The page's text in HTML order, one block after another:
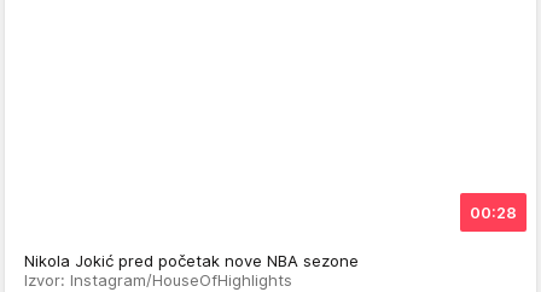
00:28
Nikola Jokić pred početak nove NBA sezone
Izvor: Instagram/HouseOfHighlights